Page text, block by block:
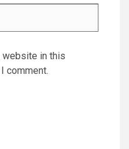
website in this
comment.